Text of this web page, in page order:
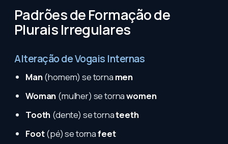
Padrões de Formação de
Plurais Irregulares
Alteração de Vogais Internas
Man(homem) se torna men
Woman (mulher) se tornawomen
Tooth (dente) se tornateeth
Foot(pé) se tornafeet